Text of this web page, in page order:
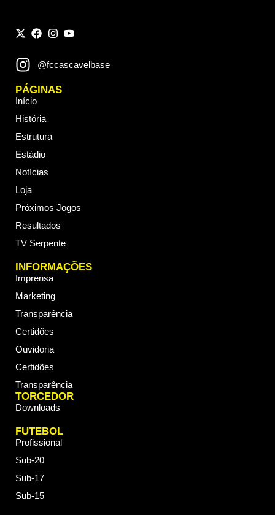
@fccascavelbase
PÁGINAS
Início
História
Estrutura
Estádio
Notícias
Loja
Próximos Jogos
Resultados
TV Serpente
INFORMAÇÕES
Imprensa
Marketing
Transparência
Certidões
Ouvidoria
Certidões
Transparência
TORCEDOR
Downloads
FUTEBOL
Profissional
Sub-20
Sub-17
Sub-15